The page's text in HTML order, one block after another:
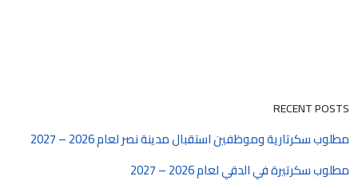
RECENT POSTS
مطلوب سكرتارية وموظفين استقبال مدينة نصر لعام 2026 – 2027
مطلوب سكرتيرة في الدقي لعام 2026 – 2027